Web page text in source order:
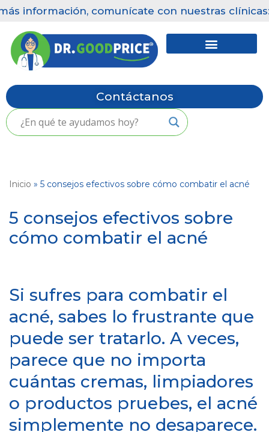
Saltar
al
contenido
comunícate con nuestras clínicas: Pequeña
Contáctanos
Inicio » 5 consejos efectivos sobre cómo combatir el acné
5 consejos efectivos sobre
cómo combatir el acné
Si sufres para combatir el
acné, sabes lo frustrante que
puede ser tratarlo. A veces,
parece que no importa
cuántas cremas, limpiadores
o productos pruebes, el acné
simplemente no desaparece.